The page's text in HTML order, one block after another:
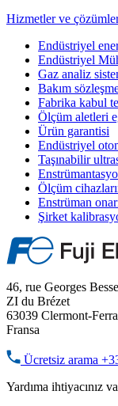
Hizmetler ve
Endüstriyel
Endüstriyel
Gaz analiz
Bakım
Fabrika kabul
Ölçüm aletleri
Ürün garantisi
Endüstriyel
Taşınabilir
Ölçüm
Enstrüman
Şirket
46, rue Georges Besse
ZI du Brézet
63039 Clermont-
Fransa
Ücretsiz arama
Yardıma ihtiyacınız